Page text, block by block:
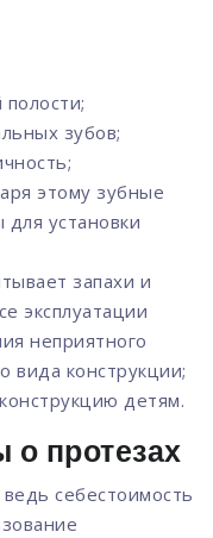
зубов;
этому зубные
установки
запахи и
эксплуатации
неприятного
вида конструкции;
детям.
протезах
себестоимость